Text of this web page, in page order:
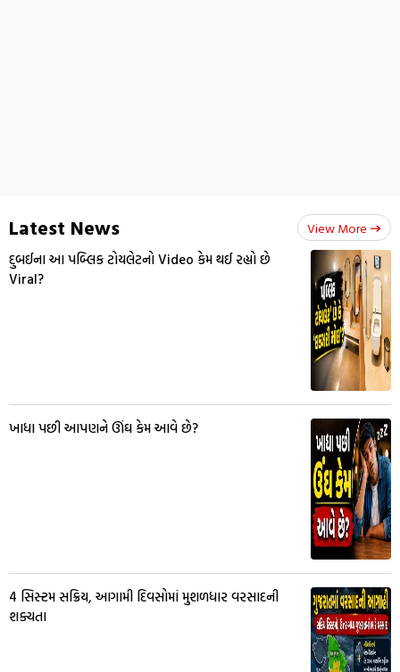
Latest News View More
દુબઈના આ પબ્લિક ટોયલેટનો Video કેમ થઈ રહ્યો છે
Viral?
ખાધા પછી આપણને ઊંઘ કેમ આવે છે?
4 સિસ્ટમ સક્રિય, આગામી દિવસોમાં મુશળધાર વરસાદની
શક્યતા